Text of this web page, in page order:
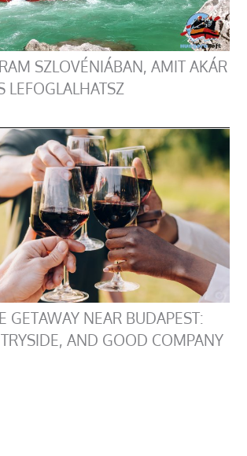
SZLOVÉNIÁBAN, AMIT AKÁR
LEFOGLALHATSZ
GETAWAY NEAR BUDAPEST:
AND GOOD COMPANY